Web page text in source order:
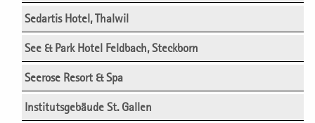
Sedartis Hotel, Thalwil
See & Park Hotel Feldbach, Steckborn
Seerose Resort & Spa
Institutsgebäude St. Gallen